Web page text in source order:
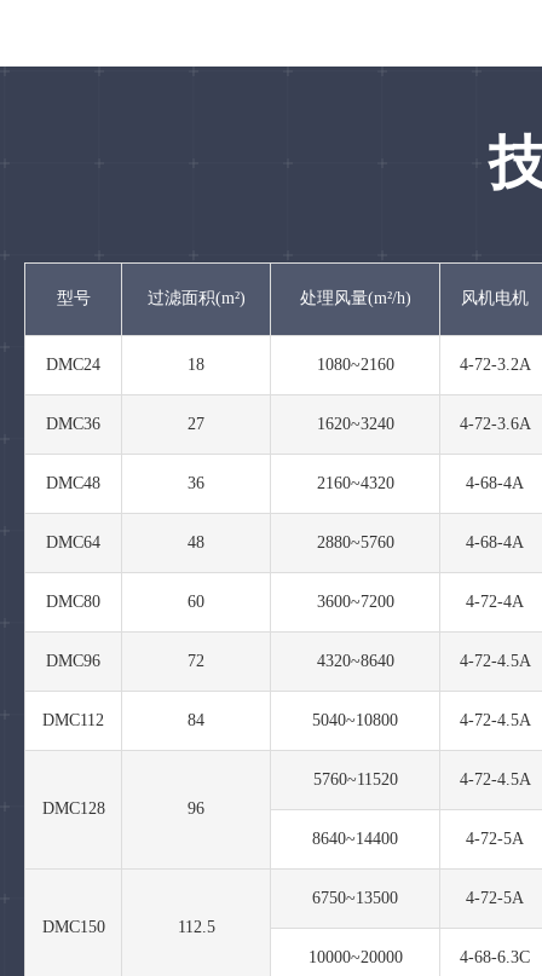
型号 过滤面积(m²) 处理风量(m²/h) 风机电机
DMC24 18 1080~2160 4-72-3.2A
DMC36 27 1620~3240 4-72-3.6A
DMC48 36 2160~4320 4-68-4A
DMC64 48 2880~5760 4-68-4A
DMC80 60 3600~7200 4-72-4A
DMC96 72 4320~8640 4-72-4.5A
DMC112 84 5040~10800 4-72-4.5A
DMC128 96
5760~11520 4-72-4.5A
8640~14400 4-72-5A
DMC150 112.5
6750~13500 4-72-5A
10000~20000 4-68-6.3C